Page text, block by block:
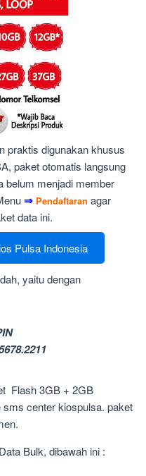
praktis digunakan khusus
paket otomatis langsung
belum menjadi member
⇒ Pendaftaran agar
data ini.
Pulsa Indonesia
yaitu dengan
Flash 3GB + 2GB
center kiospulsa. paket
Bulk, dibawah ini :